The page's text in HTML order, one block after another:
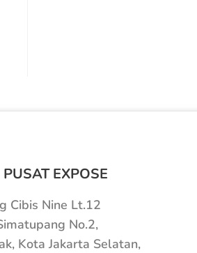
EXPOSE
Cibis Nine Lt.12
No.2,
Kota Jakarta Selatan,